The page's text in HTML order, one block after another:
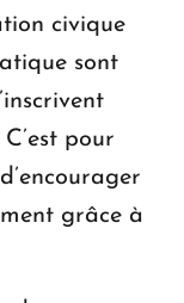
civique
sont
pour
grâce à